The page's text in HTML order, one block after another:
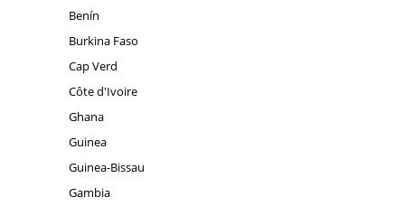
Benín
Burkina Faso
Cap Verd
Côte d'Ivoire
Ghana
Guinea
Guinea-Bissau
Gambia